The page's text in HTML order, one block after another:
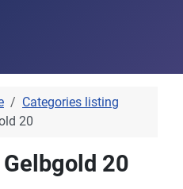
Categories listing
20
20